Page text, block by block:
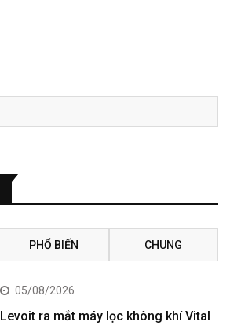
PHỔ BIẾN CHUNG
05/08/2026
Levoit ra mắt máy lọc không khí Vital